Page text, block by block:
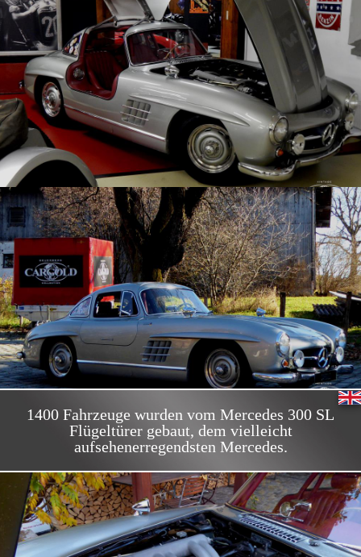
1400 Fahrzeuge wurden vom Mercedes 300 SL
Flügeltürer gebaut, dem vielleicht
aufsehenerregendsten Mercedes.